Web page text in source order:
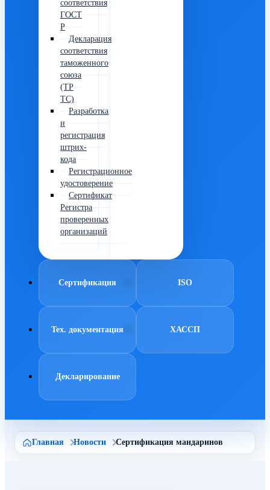
соответствия
ГОСТ
Р
Декларация
соответствия
таможенного
союза
(ТР
ТС)
Разработка
и
регистрация
штрих-
кода
Регистрационное
удостоверение
Сертификат
Регистра
проверенных
организаций
Сертификация ISO
Тех. документация ХАССП
Декларирование
Главная Новости Сертификация мандаринов